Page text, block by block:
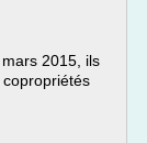
2015, ils